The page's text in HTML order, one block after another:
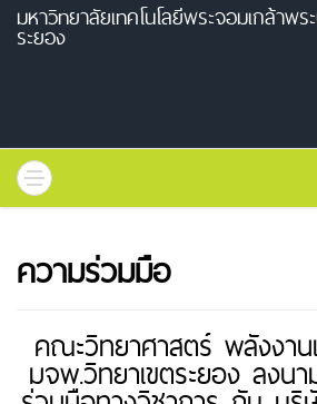
มหาวิทยาลัยเทคโนโลยีพระจอมเกล้าพ
ระยอง
ความร่วมมือ
คณะวิทยาศาสตร์ พลังงาน
มจพ.วิทยาเขตระยอง ลงน